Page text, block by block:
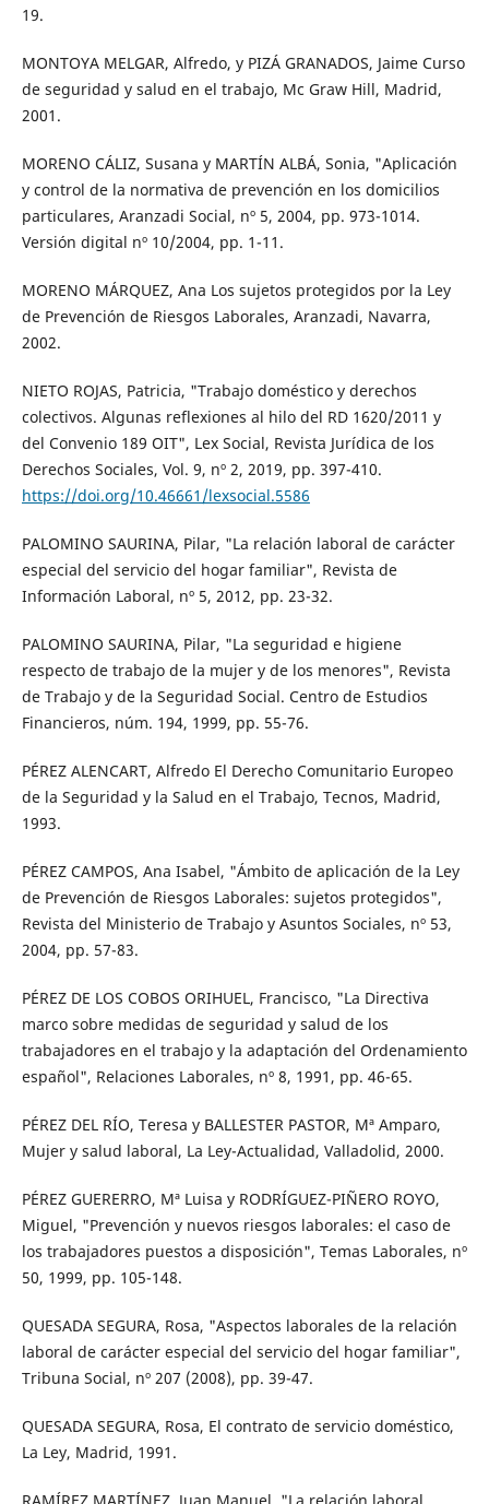
19.
MONTOYA MELGAR, Alfredo, y PIZÁ GRANADOS, Jaime Curso
de seguridad y salud en el trabajo, Mc Graw Hill, Madrid,
2001.
MORENO CÁLIZ, Susana y MARTÍN ALBÁ, Sonia, "Aplicación
y control de la normativa de prevención en los domicilios
particulares, Aranzadi Social, nº 5, 2004, pp. 973-1014.
Versión digital nº 10/2004, pp. 1-11.
MORENO MÁRQUEZ, Ana Los sujetos protegidos por la Ley
de Prevención de Riesgos Laborales, Aranzadi, Navarra,
2002.
NIETO ROJAS, Patricia, "Trabajo doméstico y derechos
colectivos. Algunas reflexiones al hilo del RD 1620/2011 y
del Convenio 189 OIT", Lex Social, Revista Jurídica de los
Derechos Sociales, Vol. 9, nº 2, 2019, pp. 397-410.
https://doi.org/10.46661/lexsocial.5586
PALOMINO SAURINA, Pilar, "La relación laboral de carácter
especial del servicio del hogar familiar", Revista de
Información Laboral, nº 5, 2012, pp. 23-32.
PALOMINO SAURINA, Pilar, "La seguridad e higiene
respecto de trabajo de la mujer y de los menores", Revista
de Trabajo y de la Seguridad Social. Centro de Estudios
Financieros, núm. 194, 1999, pp. 55-76.
PÉREZ ALENCART, Alfredo El Derecho Comunitario Europeo
de la Seguridad y la Salud en el Trabajo, Tecnos, Madrid,
1993.
PÉREZ CAMPOS, Ana Isabel, "Ámbito de aplicación de la Ley
de Prevención de Riesgos Laborales: sujetos protegidos",
Revista del Ministerio de Trabajo y Asuntos Sociales, nº 53,
2004, pp. 57-83.
PÉREZ DE LOS COBOS ORIHUEL, Francisco, "La Directiva
marco sobre medidas de seguridad y salud de los
trabajadores en el trabajo y la adaptación del Ordenamiento
español", Relaciones Laborales, nº 8, 1991, pp. 46-65.
PÉREZ DEL RÍO, Teresa y BALLESTER PASTOR, Mª Amparo,
Mujer y salud laboral, La Ley-Actualidad, Valladolid, 2000.
PÉREZ GUERERRO, Mª Luisa y RODRÍGUEZ-PIÑERO ROYO,
Miguel, "Prevención y nuevos riesgos laborales: el caso de
los trabajadores puestos a disposición", Temas Laborales, nº
50, 1999, pp. 105-148.
QUESADA SEGURA, Rosa, "Aspectos laborales de la relación
laboral de carácter especial del servicio del hogar familiar",
Tribuna Social, nº 207 (2008), pp. 39-47.
QUESADA SEGURA, Rosa, El contrato de servicio doméstico,
La Ley, Madrid, 1991.